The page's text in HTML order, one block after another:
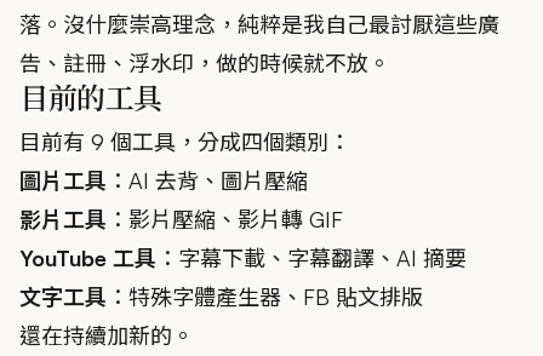
落。沒什麼崇高理念，純粹是我自己最討厭這些廣
告、註冊、浮水印，做的時候就不放。
目前的工具
目前有 9 個工具，分成四個類別：
圖片工具 ： AI 去背 、 圖片壓縮
影片工具 ： 影片壓縮 、 影片轉 GIF
YouTube 工具 ： 字幕下載 、 字幕翻譯 、 AI 摘要
文字工具 ： 特殊字體產生器 、 FB 貼文排版
還在持續加新的。